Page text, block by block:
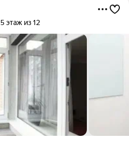
5 этаж из 12